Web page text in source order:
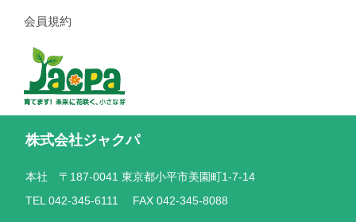
会員規約
株式会社ジャクパ
本社 〒187-0041 東京都小平市美園町1-7-14
TEL 042-345-6111 FAX 042-345-8088